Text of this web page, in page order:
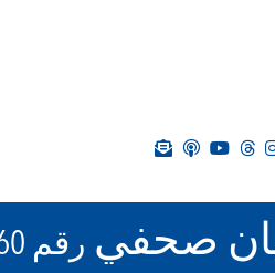
صحفي رقم 23/60